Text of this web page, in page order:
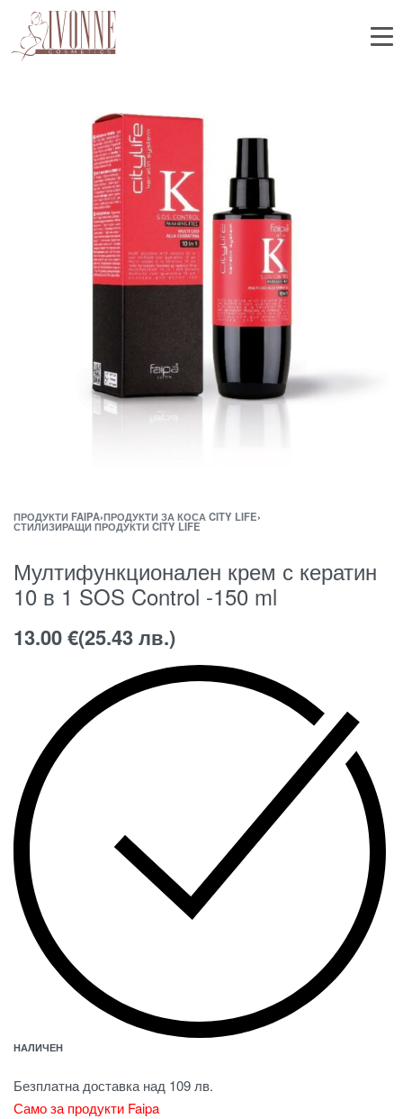
ПРОДУКТИ FAIPA›ПРОДУКТИ ЗА КОСА CITY LIFE›
СТИЛИЗИРАЩИ ПРОДУКТИ CITY LIFE
Мултифункционален крем с кератин
10 в 1 SOS Control -150 ml
13.00€(25.43 лв.)
НАЛИЧЕН
Безплатна доставка над 109 лв.
Само за продукти Faipa